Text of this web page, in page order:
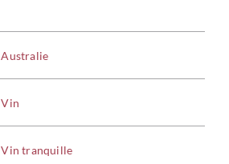
Australie
Vin
Vin tranquille